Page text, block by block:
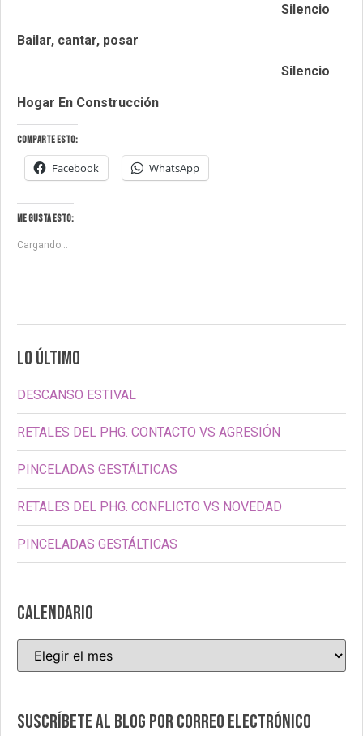
Silencio
Bailar, cantar, posar
Silencio
Hogar En Construcción
Comparte esto:
Facebook WhatsApp
Me gusta esto:
Cargando...
LO ÚLTIMO
DESCANSO ESTIVAL
RETALES DEL PHG. CONTACTO VS AGRESIÓN
PINCELADAS GESTÁLTICAS
RETALES DEL PHG. CONFLICTO VS NOVEDAD
PINCELADAS GESTÁLTICAS
CALENDARIO
Suscríbete al blog por correo electrónico